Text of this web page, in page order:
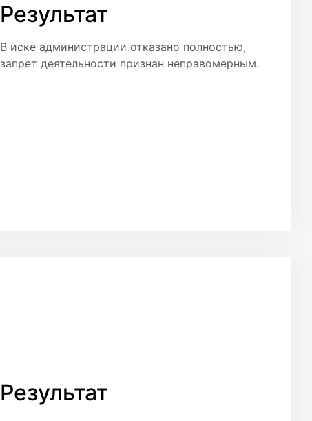
Результат
В иске администрации отказано полностью,
запрет деятельности признан неправомерным.
Результат